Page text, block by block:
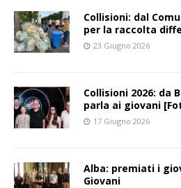
Collisioni: dal
per la raccolta
23 Giugno 2026
Collisioni 2026: da
parla ai giovani
17 Giugno 2026
Alba: premiati i
Giovani